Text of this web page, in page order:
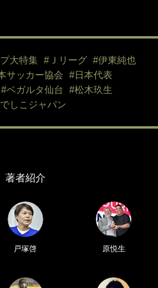
大特集 #Ｊリーグ
#伊東純也
サッカー協会
#日本代表
#ベガルタ仙台
#松木玖生
しこジャパン
著者紹介
戸塚啓 原悦生